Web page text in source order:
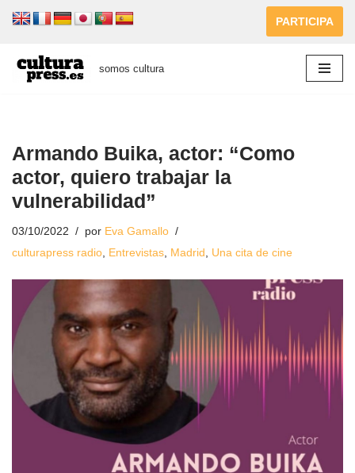
al
contenido
PARTICIPA
somos cultura
Armando Buika, actor: “Como
actor, quiero trabajar la
vulnerabilidad”
03/10/2022 por Eva Gamallo
culturapress radio Entrevistas Madrid Una cita de cine